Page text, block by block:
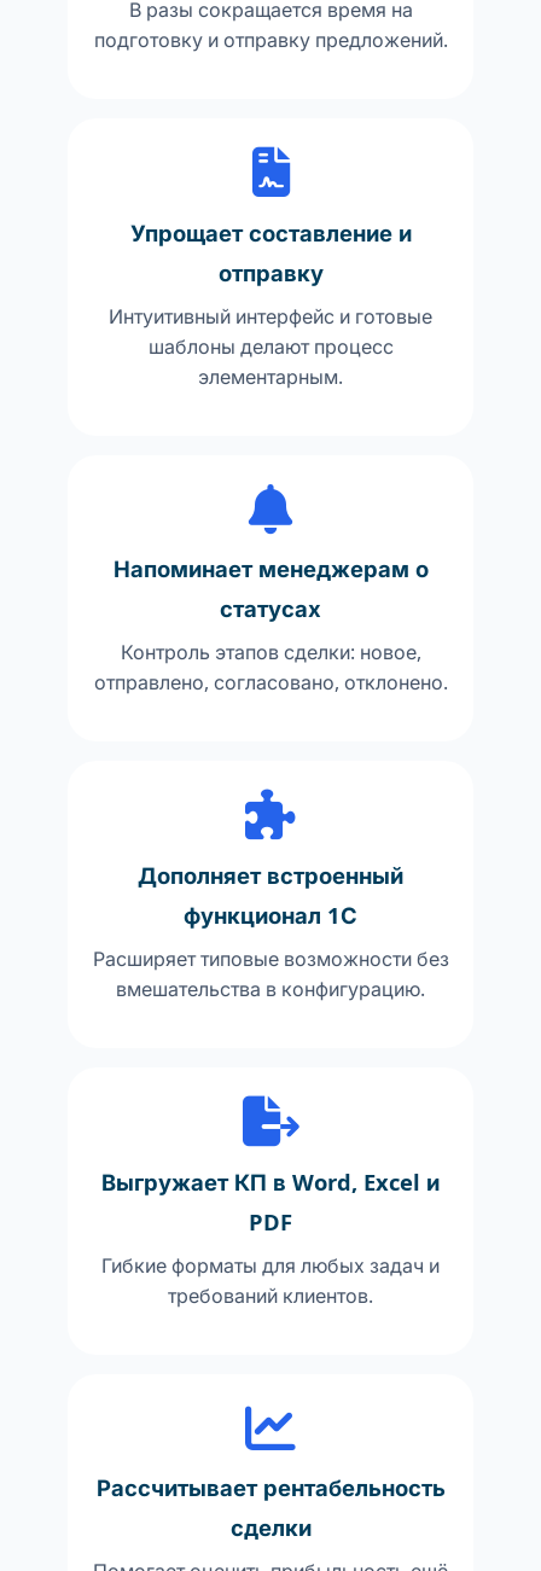
В разы сокращается время на
подготовку и отправку предложений.
Упрощает составление и
отправку
Интуитивный интерфейс и готовые
шаблоны делают процесс
элементарным.
Напоминает менеджерам о
статусах
Контроль этапов сделки: новое,
отправлено, согласовано, отклонено.
Дополняет встроенный
функционал 1С
Расширяет типовые возможности без
вмешательства в конфигурацию.
Выгружает КП в Word, Excel и
PDF
Гибкие форматы для любых задач и
требований клиентов.
Рассчитывает рентабельность
сделки